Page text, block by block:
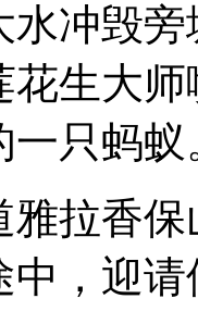
水冲毁
花生大
一只蚂蚁
雅拉香
中，迎